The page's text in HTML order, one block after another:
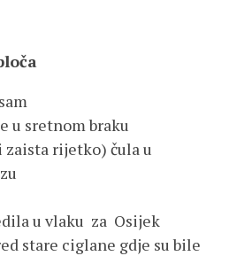
u sretnom braku
rijetko) čula u
u vlaku za Osijek
stare ciglane gdje su bile